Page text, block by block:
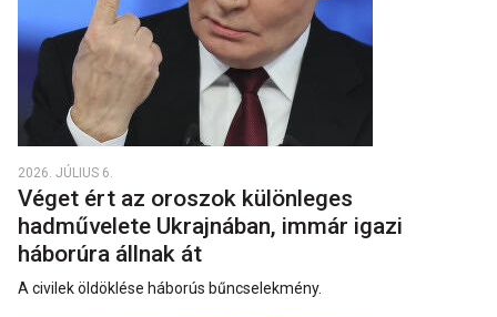
2026. JÚLIUS 6.
Véget ért az oroszok különleges
hadművelete Ukrajnában, immár igazi
háborúra állnak át
A civilek öldöklése háborús bűncselekmény.